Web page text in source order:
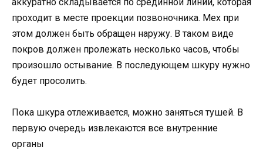
проходит в месте проекции позвоночника. Мех при
этом должен быть обращен наружу. В таком виде
покров должен пролежать несколько часов, чтобы
произошло остывание. В последующем шкуру нужно
будет просолить.
Пока шкура отлеживается, можно заняться тушей. В
первую очередь извлекаются все внутренние
органы